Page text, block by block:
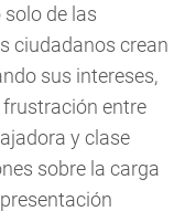
de las
ciudadanos crean
sus intereses,
frustración entre
y clase
sobre la carga